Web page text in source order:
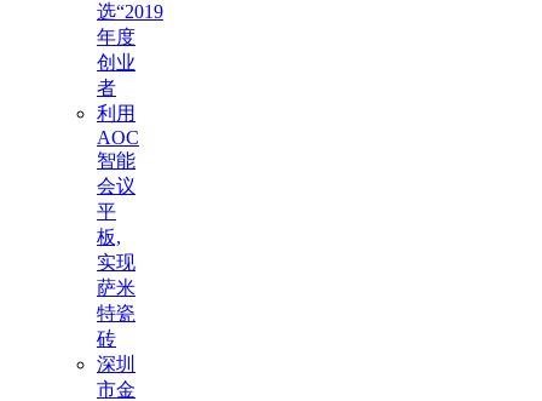
选“2019
年度
创业
者
利用
AOC
智能
会议
平
板,
实现
萨米
特瓷
砖
深圳
市金